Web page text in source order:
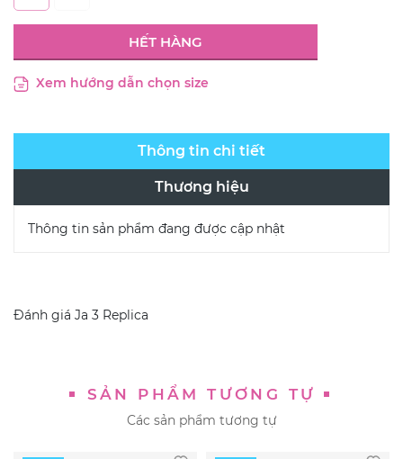
HẾT HÀNG
Xem hướng dẫn chọn size
Thông tin chi tiết
Thương hiệu
Thông tin sản phẩm đang được cập nhật
Đánh giá Ja 3 Replica
SẢN PHẨM TƯƠNG TỰ
Các sản phẩm tương tự